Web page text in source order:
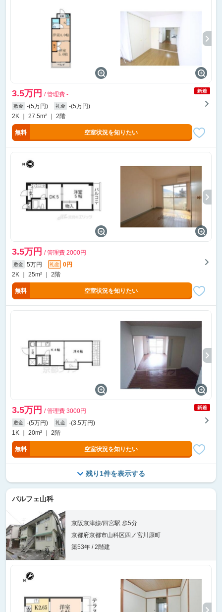
3.5万円 / 管理費 -
敷金 -(5万円) 礼金
-(5万円)
2K ｜ 27.5m² ｜ 2階
無料 空室状況を知りたい
3.5万円 / 管理費 2000円
敷金 5万円 礼金
0円
2K ｜ 25m² ｜ 2階
無料 空室状況を知りたい
3.5万円 / 管理費 3000円
敷金 -(5万円) 礼金
-(3.5万円)
1K ｜ 20m² ｜ 2階
無料 空室状況を知りたい
残り1件を表示する
パルフェ山科
京阪京津線/四宮駅 歩5分
京都府京都市山科区四ノ宮川原町
築53年 / 2階建